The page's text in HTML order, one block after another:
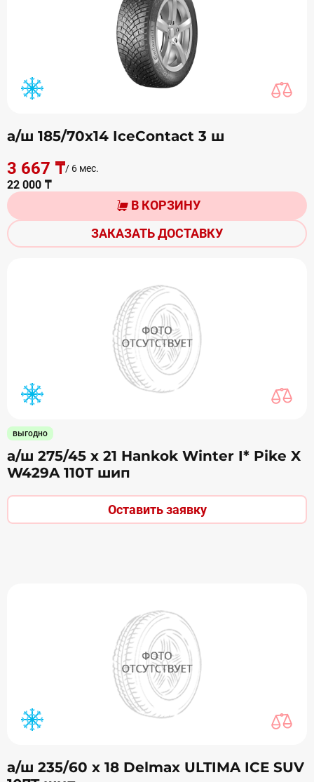
а/ш 185/70х14 IceContact 3 ш
3 667 ₸/ 6 мес.
22 000 ₸
В КОРЗИНУ
ЗАКАЗАТЬ ДОСТАВКУ
выгодно
а/ш 275/45 х 21 Hankok Winter I* Pike X
W429A 110T шип
Оставить заявку
а/ш 235/60 х 18 Delmax ULTIMA ICE SUV